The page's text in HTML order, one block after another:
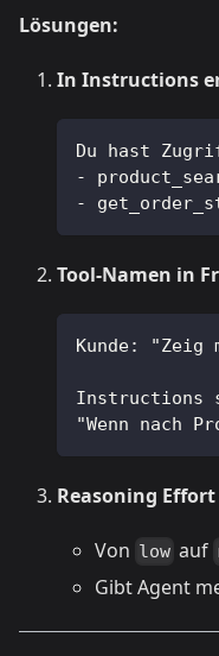
Lösungen:
In Instructions
Du hast
-
-
Tool-Namen in
Kunde: "Zeig
Instructions
"Wenn nach
Reasoning
Von low auf
Gibt Agent